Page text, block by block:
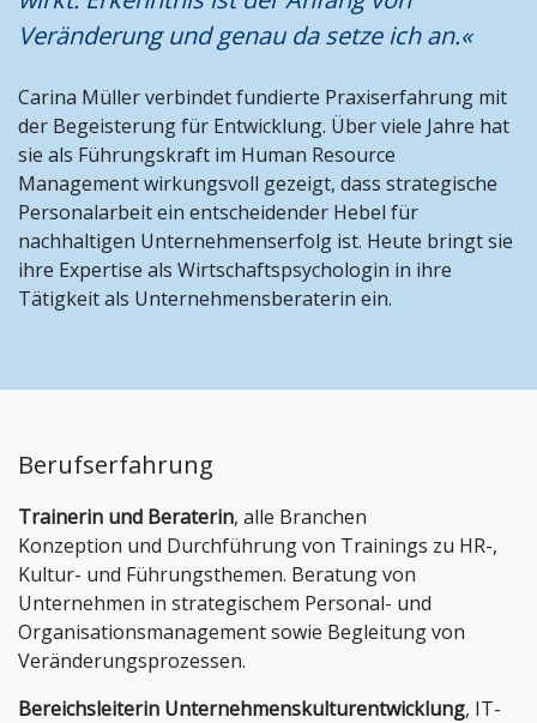
Zoll und Außenhandel
Veränderung und genau da setze ich an.«
Carina Müller verbindet fundierte Praxiserfahrung mit
der Begeisterung für Entwicklung. Über viele Jahre hat
sie als Führungskraft im Human Resource
Management wirkungsvoll gezeigt, dass strategische
Personalarbeit ein entscheidender Hebel für
nachhaltigen Unternehmenserfolg ist. Heute bringt sie
ihre Expertise als Wirtschaftspsychologin in ihre
Tätigkeit als Unternehmensberaterin ein.
Berufserfahrung
Trainerin und Beraterin, alle Branchen
Konzeption und Durchführung von Trainings zu HR-,
Kultur- und Führungsthemen. Beratung von
Unternehmen in strategischem Personal- und
Organisationsmanagement sowie Begleitung von
Veränderungsprozessen.
Bereichsleiterin Unternehmenskulturentwicklung, IT-